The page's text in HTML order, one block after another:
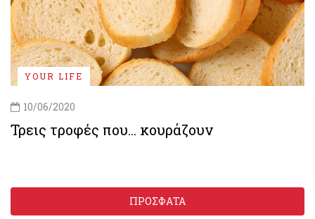
YOUR LIFE
10/06/2020
Τρεις τροφές που... κουράζουν
ΠΡΟΣΦΑΤΑ